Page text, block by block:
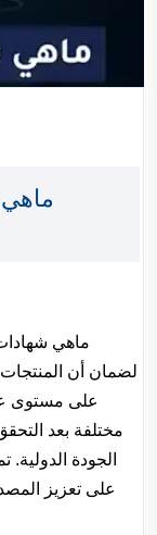
ماهي
لضمان أن
على مستوى
مختلفة بعد
الجودة
على تعزيز